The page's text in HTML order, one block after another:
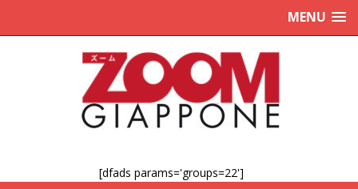
MENU
[dfads params='groups=22']